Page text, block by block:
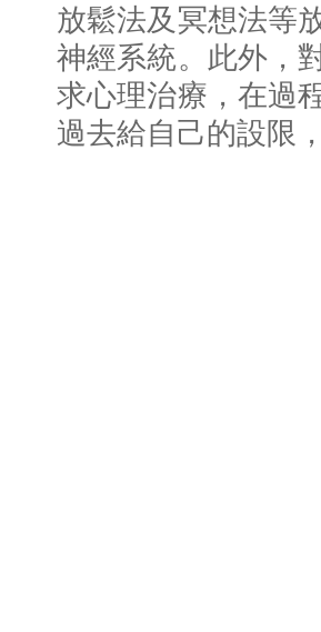
放鬆法及冥想法等
神經系統。此外，
求心理治療，在過
過去給自己的設限